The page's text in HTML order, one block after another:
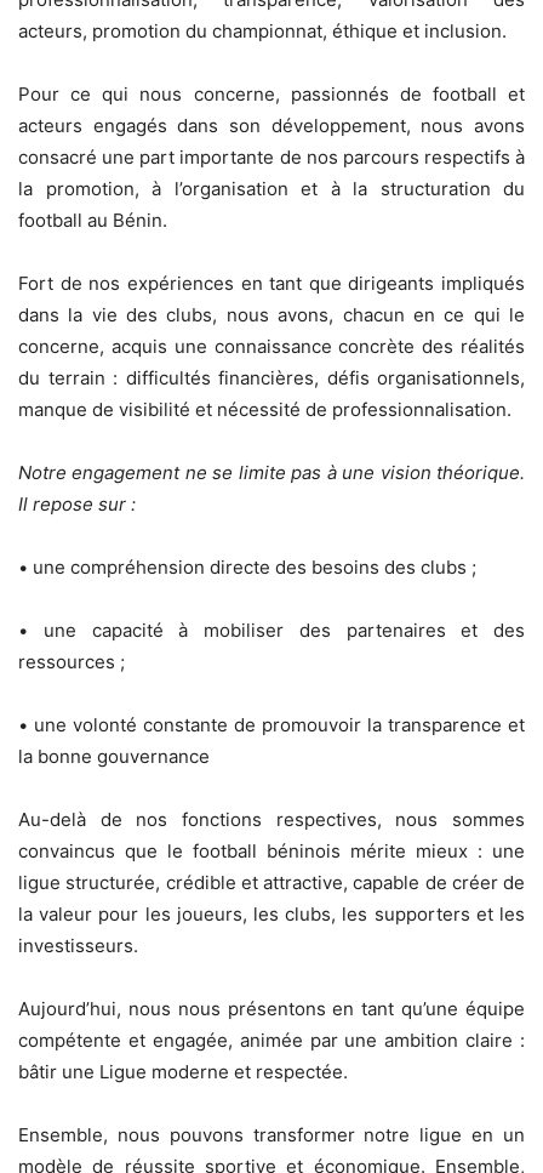
acteurs, promotion du championnat, éthique et inclusion.
‎Pour ce qui nous concerne, passionnés de football et
acteurs engagés dans son développement, nous avons
consacré une part importante de nos parcours respectifs à
la promotion, à l’organisation et à la structuration du
football au Bénin.
‎Fort de nos expériences en tant que dirigeants impliqués
dans la vie des clubs, nous avons, chacun en ce qui le
concerne, acquis une connaissance concrète des réalités
du terrain : difficultés financières, défis organisationnels,
manque de visibilité et nécessité de professionnalisation.
‎Notre engagement ne se limite pas à une vision théorique.
Il repose sur :
‎• une compréhension directe des besoins des clubs ;
‎• une capacité à mobiliser des partenaires et des
ressources ;
‎• une volonté constante de promouvoir la transparence et
la bonne gouvernance
‎Au-delà de nos fonctions respectives, nous sommes
convaincus que le football béninois mérite mieux : une
ligue structurée, crédible et attractive, capable de créer de
la valeur pour les joueurs, les clubs, les supporters et les
investisseurs.
‎Aujourd’hui, nous nous présentons en tant qu’une équipe
compétente et engagée, animée par une ambition claire :
bâtir une Ligue moderne et respectée.
‎Ensemble, nous pouvons transformer notre ligue en un
modèle de réussite sportive et économique. Ensemble,